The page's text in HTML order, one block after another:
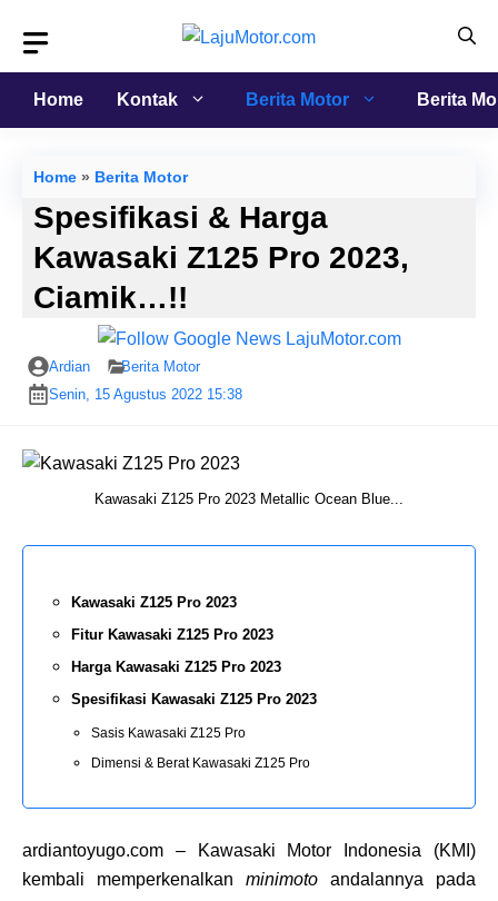
isi
Home
Kontak Berita Motor Berita
Home » Berita Motor
Spesifikasi & Harga
Kawasaki Z125 Pro 2023,
Ciamik…!!
Ardian
Berita Motor
Senin, 15 Agustus 2022 15:38
Kawasaki Z125 Pro 2023 Metallic Ocean Blue...
Kawasaki Z125 Pro 2023
Fitur Kawasaki Z125 Pro 2023
Harga Kawasaki Z125 Pro 2023
Spesifikasi Kawasaki Z125 Pro 2023
Sasis Kawasaki Z125 Pro
Dimensi & Berat Kawasaki Z125 Pro
ardiantoyugo.com – Kawasaki Motor Indonesia (KMI)
kembali memperkenalkan minimoto andalannya pada